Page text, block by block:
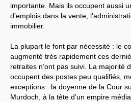
importante. Mais ils occupent aussi
d’emplois dans la vente,
immobilier.
La plupart le font par nécessité : le
augmenté très rapidement ces
retraites n’ont pas suivi. La majorité
occupent des postes peu qualifiés,
exceptions : la doyenne de la Cour
Murdoch, à la tête d’un empire